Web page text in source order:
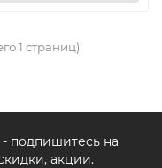
1 страниц)
подпишитесь на
акции.